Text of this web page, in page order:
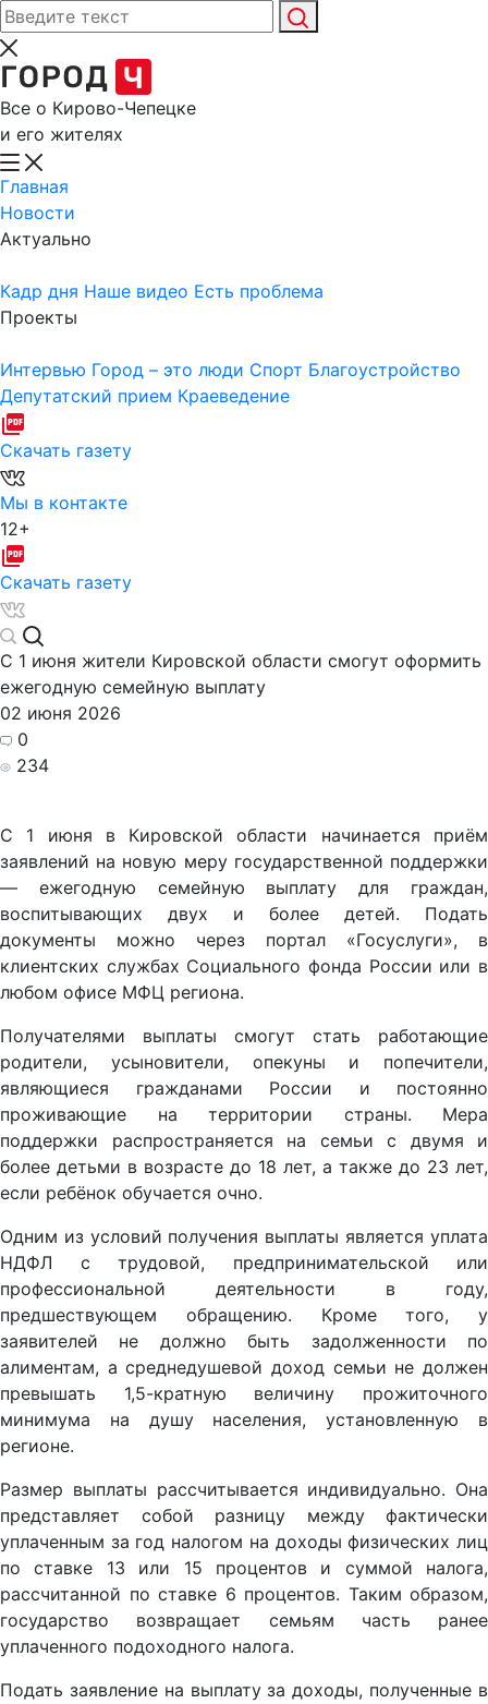
Все о Кирово-Чепецке
и его жителях
Главная
Новости
Актуально
Кадр дня Наше видео Есть проблема
Проекты
Интервью Город – это люди Спорт Благоустройство
Депутатский прием Краеведение
Скачать газету
Мы в контакте
12+
Скачать газету
С 1 июня жители Кировской области смогут оформить
ежегодную семейную выплату
02 июня 2026
0
234
С 1 июня в Кировской области начинается приём
заявлений на новую меру государственной поддержки
— ежегодную семейную выплату для граждан,
воспитывающих двух и более детей. Подать
документы можно через портал «Госуслуги», в
клиентских службах Социального фонда России или в
любом офисе МФЦ региона.
Получателями выплаты смогут стать работающие
родители, усыновители, опекуны и попечители,
являющиеся гражданами России и постоянно
проживающие на территории страны. Мера
поддержки распространяется на семьи с двумя и
более детьми в возрасте до 18 лет, а также до 23 лет,
если ребёнок обучается очно.
Одним из условий получения выплаты является уплата
НДФЛ с трудовой, предпринимательской или
профессиональной деятельности в году,
предшествующем обращению. Кроме того, у
заявителей не должно быть задолженности по
алиментам, а среднедушевой доход семьи не должен
превышать 1,5-кратную величину прожиточного
минимума на душу населения, установленную в
регионе.
Размер выплаты рассчитывается индивидуально. Она
представляет собой разницу между фактически
уплаченным за год налогом на доходы физических лиц
по ставке 13 или 15 процентов и суммой налога,
рассчитанной по ставке 6 процентов. Таким образом,
государство возвращает семьям часть ранее
уплаченного подоходного налога.
Подать заявление на выплату за доходы, полученные в